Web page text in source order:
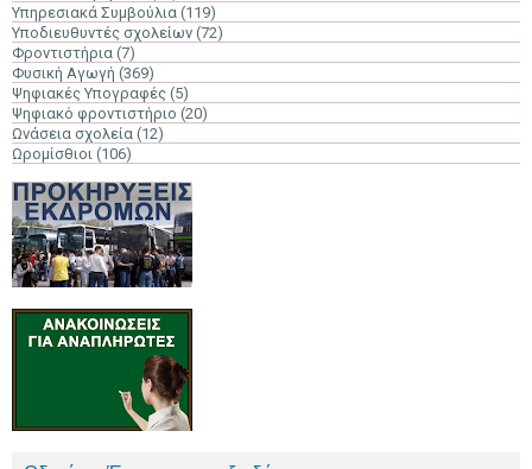
Υπηρεσιακά Συμβούλια (119)
Υποδιευθυντές σχολείων (72)
Φροντιστήρια (7)
Φυσική Αγωγή (369)
Ψηφιακές Υπογραφές (5)
Ψηφιακό φροντιστήριο (20)
Ωνάσεια σχολεία (12)
Ωρομίσθιοι (106)